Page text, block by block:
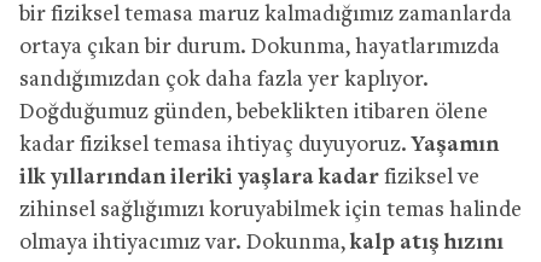
bir fiziksel temasa maruz kalmadığımız zamanlarda
ortaya çıkan bir durum. Dokunma, hayatlarımızda
sandığımızdan çok daha fazla yer kaplıyor.
Doğduğumuz günden, bebeklikten itibaren ölene
kadar fiziksel temasa ihtiyaç duyuyoruz.Yaşamın
ilk yıllarından ileriki yaşlara kadar fiziksel ve
zihinsel sağlığımızı koruyabilmek için temas halinde
olmaya ihtiyacımız var. Dokunma, kalp atış hızını